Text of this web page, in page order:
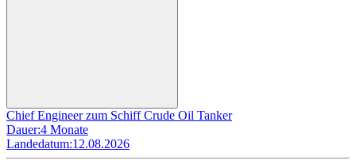
Chief Engineer zum Schiff Crude Oil Tanker
Dauer:4 Monate
Landedatum:12.08.2026